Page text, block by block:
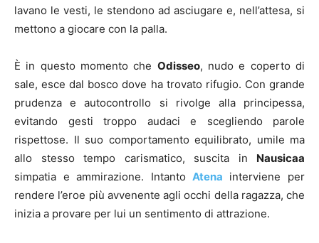
lavano le vesti, le stendono ad asciugare e, nell’attesa, si
mettono a giocare con la palla.
È in questo momento che Odisseo, nudo e coperto di
sale, esce dal bosco dove ha trovato rifugio. Con grande
prudenza e autocontrollo si rivolge alla principessa,
evitando gesti troppo audaci e scegliendo parole
rispettose. Il suo comportamento equilibrato, umile ma
allo stesso tempo carismatico, suscita in Nausicaa
simpatia e ammirazione. Intanto Atena interviene per
rendere l’eroe più avvenente agli occhi della ragazza, che
inizia a provare per lui un sentimento di attrazione.